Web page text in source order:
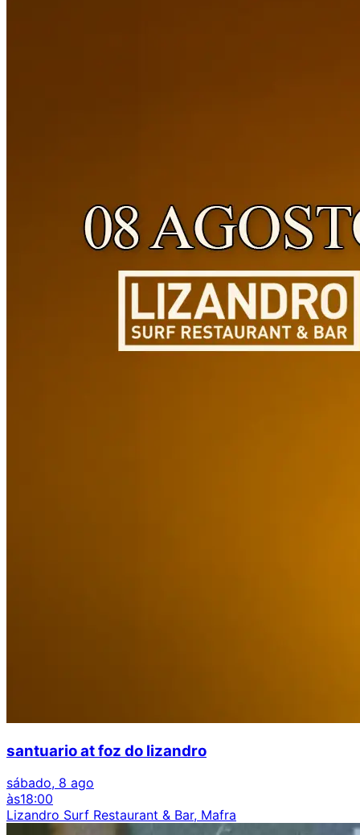
santuario at foz do lizandro
sábado, 8 ago
às18:00
Lizandro Surf Restaurant & Bar, Mafra